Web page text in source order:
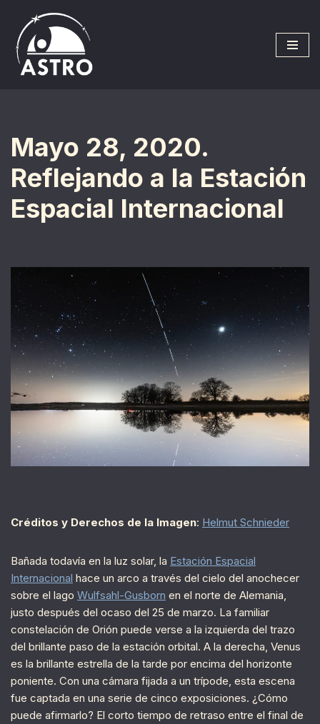
Saltar
al
contenido
Mayo 28, 2020.
Reflejando a la Estación
Espacial Internacional
Créditos y Derechos de la Imagen: Helmut Schnieder
Bañada todavía en la luz solar, la Estación Espacial
Internacional hace un arco a través del cielo del anochecer
sobre el lago Wulfsahl-Gusborn en el norte de Alemania,
justo después del ocaso del 25 de marzo. La familiar
constelación de Orión puede verse a la izquierda del trazo
del brillante paso de la estación orbital. A la derecha, Venus
es la brillante estrella de la tarde por encima del horizonte
poniente. Con una cámara fijada a un trípode, esta escena
fue captada en una serie de cinco exposiciones. ¿Cómo
puede afirmarlo? El corto tiempo de retraso entre el final de